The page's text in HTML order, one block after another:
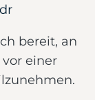
bereit, an
einer